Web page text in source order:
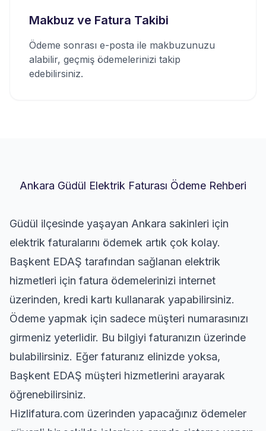
Makbuz ve Fatura Takibi
Ödeme sonrası e-posta ile makbuzunuzu
alabilir, geçmiş ödemelerinizi takip
edebilirsiniz.
Ankara Güdül Elektrik Faturası Ödeme Rehberi
Güdül ilçesinde yaşayan Ankara sakinleri için
elektrik faturalarını ödemek artık çok kolay.
Başkent EDAŞ tarafından sağlanan elektrik
hizmetleri için fatura ödemelerinizi internet
üzerinden, kredi kartı kullanarak yapabilirsiniz.
Ödeme yapmak için sadece müşteri numarasınızı
girmeniz yeterlidir. Bu bilgiyi faturanızın üzerinde
bulabilirsiniz. Eğer faturanız elinizde yoksa,
Başkent EDAŞ müşteri hizmetlerini arayarak
öğrenebilirsiniz.
Hizlifatura.com üzerinden yapacağınız ödemeler